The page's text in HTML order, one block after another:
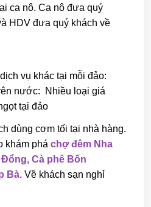
ca nô. Ca nô đưa quý
HDV đưa quý khách về
vụ khác tại mỗi đảo:
nước: Nhiều loại giá
tại đảo
dùng cơm tối tại nhà hàng.
khám phá chợ đêm Nha
Cà phê Bốn
Bà. Về khách sạn nghỉ